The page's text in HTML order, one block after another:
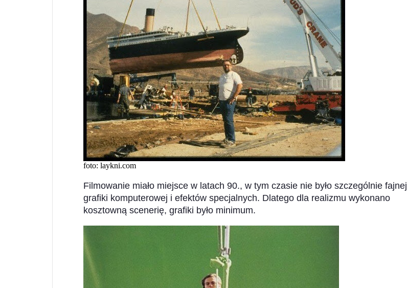
foto: laykni.com
Filmowanie miało miejsce w latach 90., w tym czasie nie było szczególnie fajnej
grafiki komputerowej i efektów specjalnych. Dlatego dla realizmu wykonano
kosztowną scenerię, grafiki było minimum.